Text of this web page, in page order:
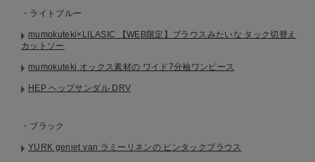
・ライトブルー
mumokuteki×LILASIC 【WEB限定】ブラウスみたいな タック切替え
カットソー
mumokuteki オックス素材の ワイド7分袖ワンピース
HEP ヘップサンダル DRV
・ブラック
YURK geniet van ラミーリネンの ピンタックブラウス